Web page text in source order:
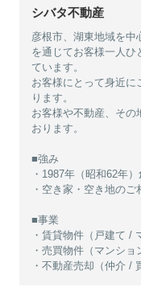
シバタ不動産
彦根市、湖東地域を中
を通じてお客様一人ひ
ています。
お客様にとって身近に
ります。
お客様や不動産、その
おります。
■強み
・1987年（昭和62年
・空き家・空き地のご
■事業
・賃貸物件（戸建て /
・売買物件（マンショ
・不動産売却（仲介 /